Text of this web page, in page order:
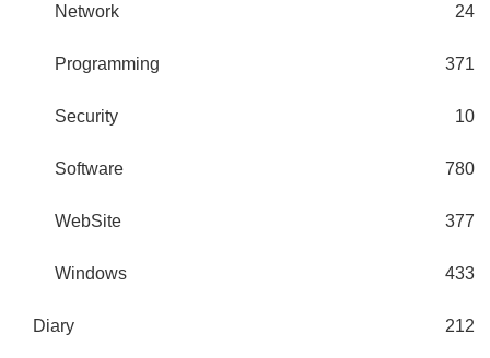
Network 24
Programming 371
Security 10
Software 780
WebSite 377
Windows 433
Diary 212